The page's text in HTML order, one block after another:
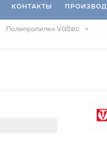
КОНТАКТЫ
Полипропилен Valtec »